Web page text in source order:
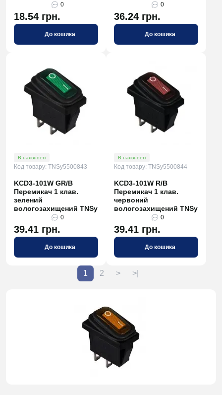
0
18.54 грн.
До кошика
0
36.24 грн.
До кошика
В наявності
Код товару: TNSy5500843
KCD3-101W GR/B
Перемикач 1 клав.
зелений
вологозахищений TNSy
0
39.41 грн.
До кошика
В наявності
Код товару: TNSy5500844
KCD3-101W R/B
Перемикач 1 клав.
червоний
вологозахищений TNSy
0
39.41 грн.
До кошика
1 2 > >|